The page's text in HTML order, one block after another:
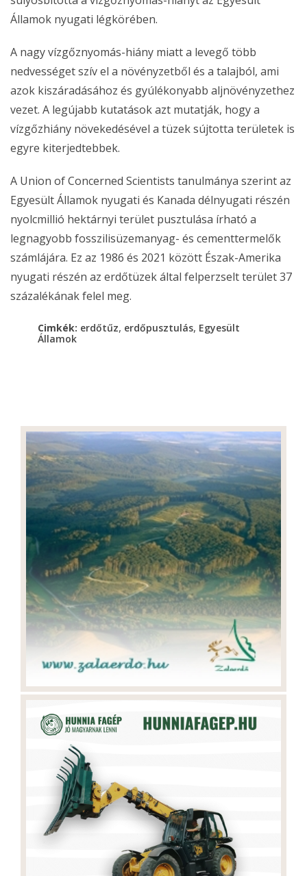
Államok nyugati légkörében.
A nagy vízgőznyomás-hiány miatt a levegő több
nedvességet szív el a növényzetből és a talajból, ami
azok kiszáradásához és gyúlékonyabb aljnövényzethez
vezet. A legújabb kutatások azt mutatják, hogy a
vízgőzhiány növekedésével a tüzek sújtotta területek is
egyre kiterjedtebbek.
A Union of Concerned Scientists tanulmánya szerint az
Egyesült Államok nyugati és Kanada délnyugati részén
nyolcmillió hektárnyi terület pusztulása írható a
legnagyobb fosszilisüzemanyag- és cementtermelők
számlájára. Ez az 1986 és 2021 között Észak-Amerika
nyugati részén az erdőtüzek által felperzselt terület 37
százalékának felel meg.
Cimkék: erdőtűz, erdőpusztulás, Egyesült
Államok